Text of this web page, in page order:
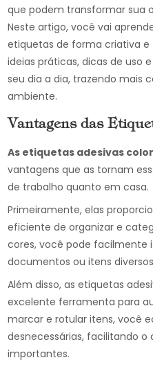
que podem transformar sua
Neste artigo, você vai
etiquetas de forma criativa e
ideias práticas, dicas de uso
seu dia a dia, trazendo mais
ambiente.
Vantagens das
As etiquetas adesivas
vantagens que as tornam
de trabalho quanto em casa.
Primeiramente, elas
eficiente de organizar e
cores, você pode facilmente
documentos ou itens
Além disso, as etiquetas
excelente ferramenta para
marcar e rotular itens, você
desnecessárias, facilitando
importantes.